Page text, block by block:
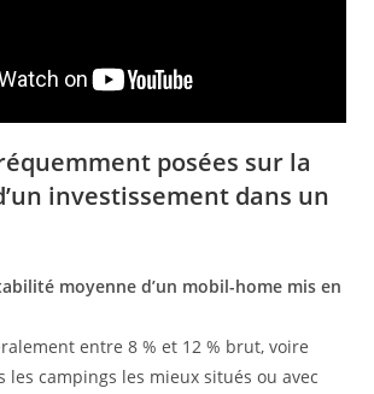
posées sur la
investissement dans un
moyenne d’un mobil-home mis en
entre 8 % et 12 % brut, voire
les campings les mieux situés ou avec